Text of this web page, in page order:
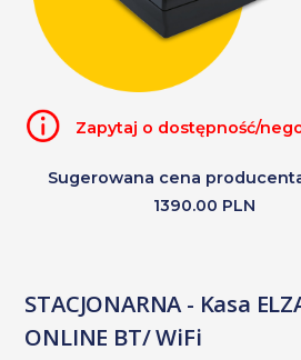
Zapytaj o dostępność/
Sugerowana cena
1390.00 PLN
STACJONARNA - Kasa
ONLINE BT/ WiFi